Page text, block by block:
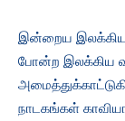
இன்றைய இலக்கியப்
போன்ற இலக்கிய
நாடகங்கள்